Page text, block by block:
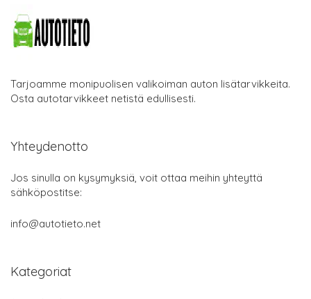
Tarjoamme monipuolisen valikoiman auton lisätarvikkeita.
Osta autotarvikkeet netistä edullisesti.
Yhteydenotto
Jos sinulla on kysymyksiä, voit ottaa meihin yhteyttä
sähköpostitse:
info@autotieto.net
Kategoriat